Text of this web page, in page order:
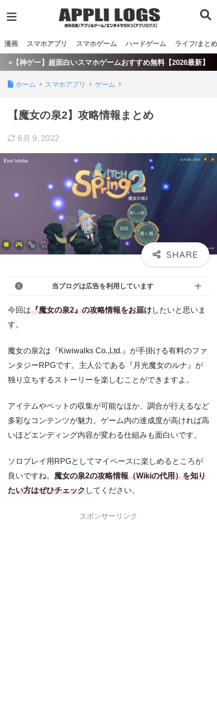
漫画 スマホアプリ スマホゲーム ハードゲーム ライフ/まとめ
»【神ゲー】超面白いスマホゲームおすすめ無料【2026最新】
ホーム スマホアプリ ゲーム
【魔女の泉2】攻略情報まとめ
6月 9, 2022
当ブログは広告を利用しています
今回は『魔女の泉2』の攻略情報をお届けしたいと思いま
す。
魔女の泉2は『Kiwiwalks Co.,Ltd.』が手掛ける有料のファ
ンタジーRPGです。主人公である『月光魔女のルナ』が
独り立ちするストーリーを楽しむことができますよ。
アイテムやペットの収集が可能なほか、調合が行えるなど
多彩なコンテンツが魅力。ゲーム内の達成度が高ければ高
いほどエンディング内容が変わる仕組みも面白いです。
ソロプレイ用RPGとしてマイペースに楽しめるところが
良いですね。 魔女の泉2の攻略情報（Wikiの代用）を知り
たい方はぜひチェックしてください。
スポンサーリンク